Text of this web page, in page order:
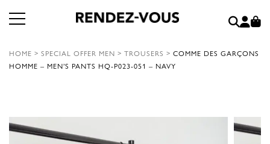
HOME > SPECIAL OFFER MEN > TROUSERS > COMME DES GARÇONS
HOMME – MEN’S PANTS HQ-P023-051 – NAVY